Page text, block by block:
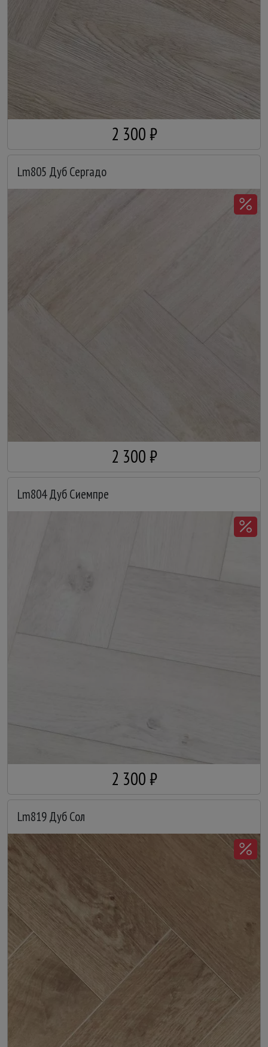
2 300 ₽
Lm805 Дуб Сергадо
2 300 ₽
Lm804 Дуб Сиемпре
2 300 ₽
Lm819 Дуб Сол